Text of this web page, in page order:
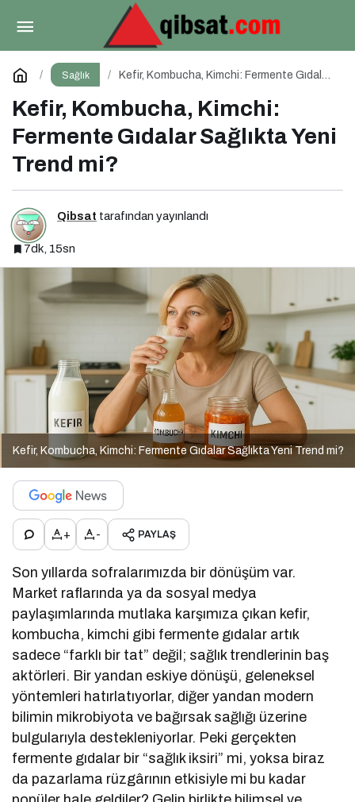
Sağlık
Kefir, Kombucha, Kimchi: Fermente Gıdalar
Kefir, Kombucha, Kimchi:
Fermente Gıdalar Sağlıkta Yeni
Trend mi?
Qibsat tarafından yayınlandı
7dk, 15sn
Kefir, Kombucha, Kimchi: Fermente Gıdalar Sağlıkta Yeni Trend mi?
+ - PAYLAŞ
Son yıllarda sofralarımızda bir dönüşüm var.
Market raflarında ya da sosyal medya
paylaşımlarında mutlaka karşımıza çıkan kefir,
kombucha, kimchi gibi fermente gıdalar artık
sadece “farklı bir tat” değil; sağlık trendlerinin baş
aktörleri. Bir yandan eskiye dönüşü, geleneksel
yöntemleri hatırlatıyorlar, diğer yandan modern
bilimin mikrobiyota ve bağırsak sağlığı üzerine
bulgularıyla destekleniyorlar. Peki gerçekten
fermente gıdalar bir “sağlık iksiri” mi, yoksa biraz
da pazarlama rüzgârının etkisiyle mi bu kadar
Kolajen Takviyeleri: Gerçekten Cildi
Gençleştiriyor mu?
Yorum Yap